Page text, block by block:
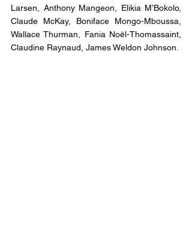
Larsen, Anthony Mangeon, Elikia M’Bokolo,
Claude McKay, Boniface Mongo-Mboussa,
Wallace Thurman, Fania Noël-Thomassaint,
Claudine Raynaud, James Weldon Johnson.